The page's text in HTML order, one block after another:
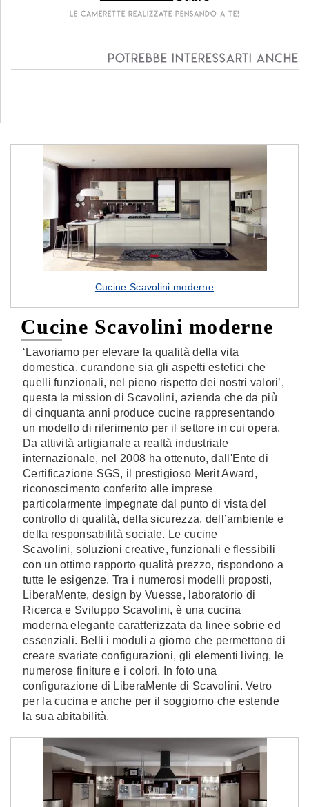
Cucine Scavolini moderne
Cucine Scavolini moderne
‘Lavoriamo per elevare la qualità della vita
domestica, curandone sia gli aspetti estetici che
quelli funzionali, nel pieno rispetto dei nostri valori’,
questa la mission di Scavolini, azienda che da più
di cinquanta anni produce cucine rappresentando
un modello di riferimento per il settore in cui opera.
Da attività artigianale a realtà industriale
internazionale, nel 2008 ha ottenuto, dall'Ente di
Certificazione SGS, il prestigioso Merit Award,
riconoscimento conferito alle imprese
particolarmente impegnate dal punto di vista del
controllo di qualità, della sicurezza, dell’ambiente e
della responsabilità sociale. Le cucine
Scavolini, soluzioni creative, funzionali e flessibili
con un ottimo rapporto qualità prezzo, rispondono a
tutte le esigenze. Tra i numerosi modelli proposti,
LiberaMente, design by Vuesse, laboratorio di
Ricerca e Sviluppo Scavolini, è una cucina
moderna elegante caratterizzata da linee sobrie ed
essenziali. Belli i moduli a giorno che permettono di
creare svariate configurazioni, gli elementi living, le
numerose finiture e i colori. In foto una
configurazione di LiberaMente di Scavolini. Vetro
per la cucina e anche per il soggiorno che estende
la sua abitabilità.
Le camerette realizzate pensando a te!
Potrebbe interessarti anche